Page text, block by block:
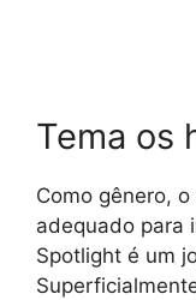
Tema os
Como gênero,
adequado para
Spotlight é um